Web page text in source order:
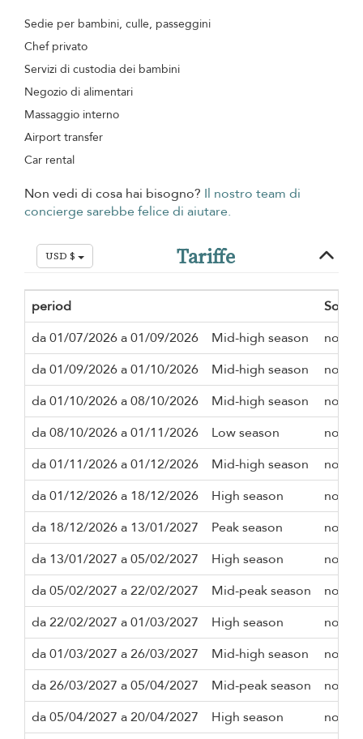
Sedie per bambini, culle, passeggini
Chef privato
Servizi di custodia dei bambini
Negozio di alimentari
Massaggio interno
Airport transfer
Car rental
Non vedi di cosa hai bisogno? Il nostro team di
concierge sarebbe felice di aiutare.
USD $ Tariffe
period
da 01/07/2026 a 01/09/2026
Mid-high season
notte
da 01/09/2026 a 01/10/2026
Mid-high season
notte
da 01/10/2026 a 08/10/2026
Mid-high season
notte
da 08/10/2026 a 01/11/2026
Low season
notte
da 01/11/2026 a 01/12/2026
Mid-high season
notte
da 01/12/2026 a 18/12/2026
High season
notte
da 18/12/2026 a 13/01/2027
Peak season
notte
da 13/01/2027 a 05/02/2027
High season
notte
da 05/02/2027 a 22/02/2027
Mid-peak season
notte
da 22/02/2027 a 01/03/2027
High season
notte
da 01/03/2027 a 26/03/2027
Mid-high season
notte
da 26/03/2027 a 05/04/2027
Mid-peak season
notte
da 05/04/2027 a 20/04/2027
High season
notte